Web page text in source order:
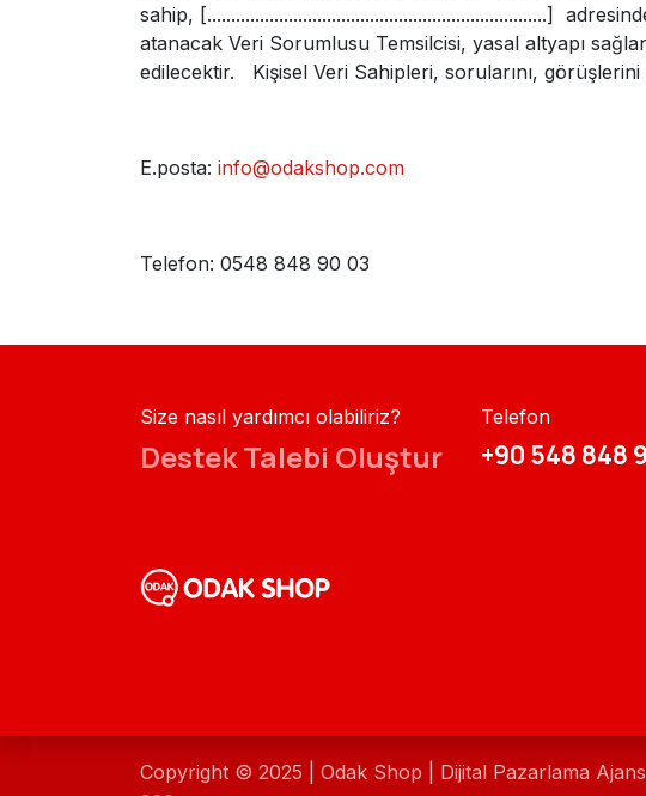
sahip, [.......................................................................]
atanacak Veri Sorumlusu Temsilcisi, yasal altyapı
edilecektir. Kişisel Veri Sahipleri, sorularını,
E.posta: info@odakshop.com
Telefon: 0548 848 90 03
Size nasıl yardımcı olabiliriz?
Destek Talebi Oluştur
Telefon
+90 548 848
Copyright © 2025 | Odak Shop | Dijital Pazarlama